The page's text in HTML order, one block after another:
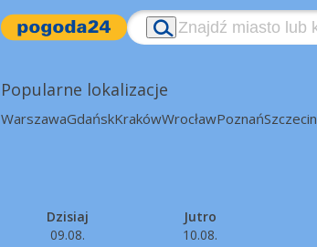
Popularne lokalizacje
WarszawaGdańskKrakówWrocławPoznańSzczecin
Dzisiaj
09.08.
Jutro
10.08.